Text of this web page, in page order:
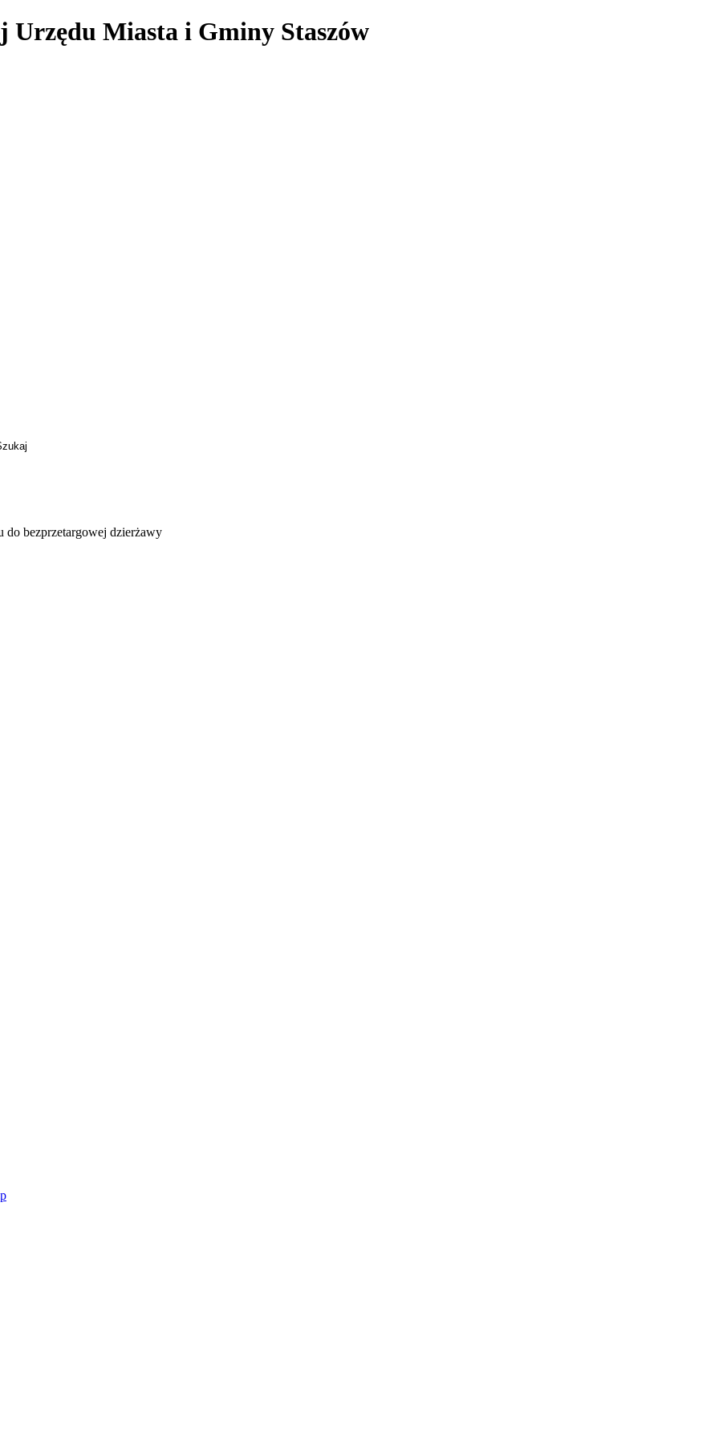
do bezprzetargowej dzierżawy